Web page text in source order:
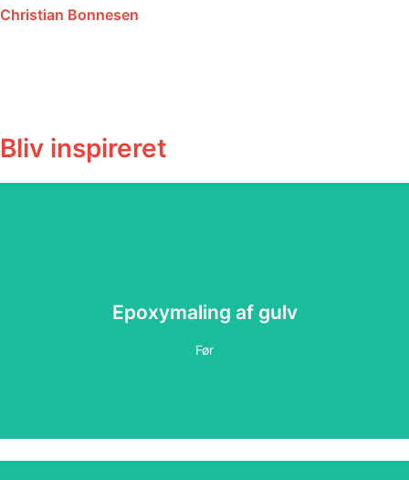
Christian Bonnesen
Bliv inspireret
Epoxymaling af gulv
Før